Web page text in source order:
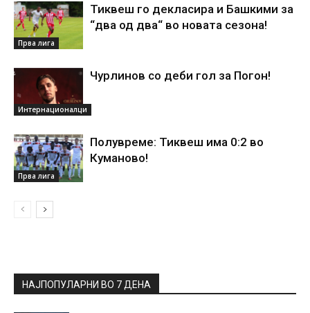
Прва лига
Тиквеш го декласира и Башкими за
“два од два“ во новата сезона!
Интернационалци
Чурлинов со деби гол за Погон!
Прва лига
Полувреме: Тиквеш има 0:2 во
Куманово!
НАЈПОПУЛАРНИ ВО 7 ДЕНА